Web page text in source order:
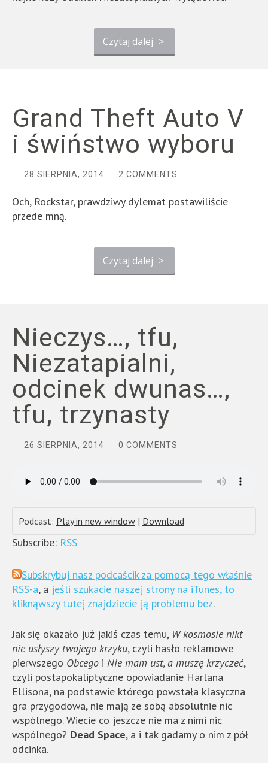
Czytaj dalej >
Grand Theft Auto V
i świństwo wyboru
28 SIERPNIA, 2014 2 COMMENTS
Och, Rockstar, prawdziwy dylemat postawiliście
przede mną.
Czytaj dalej >
Nieczys…, tfu,
Niezatapialni,
odcinek dwunas…,
tfu, trzynasty
26 SIERPNIA, 2014 0 COMMENTS
Podcast: Play in new window | Download
Subscribe: RSS
Subskrybuj nasz podcaścik za pomocą tego właśnie
RSS-a, a jeśli szukacie naszej strony na iTunes, to
kliknąwszy tutej znajdziecie ją problemu bez.
Jak się okazało już jakiś czas temu, W kosmosie nikt
nie usłyszy twojego krzyku, czyli hasło reklamowe
pierwszego Obcego i Nie mam ust, a muszę krzyczeć,
czyli postapokaliptyczne opowiadanie Harlana
Ellisona, na podstawie którego powstała klasyczna
gra przygodowa, nie mają ze sobą absolutnie nic
wspólnego. Wiecie co jeszcze nie ma z nimi nic
wspólnego? Dead Space, a i tak gadamy o nim z pół
odcinka.